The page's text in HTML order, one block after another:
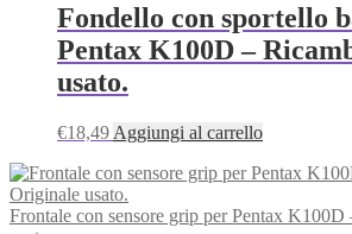
Fondello con sportello
Pentax K100D –
usato.
€18,49 Aggiungi al carrello
Frontale con sensore grip per Pentax